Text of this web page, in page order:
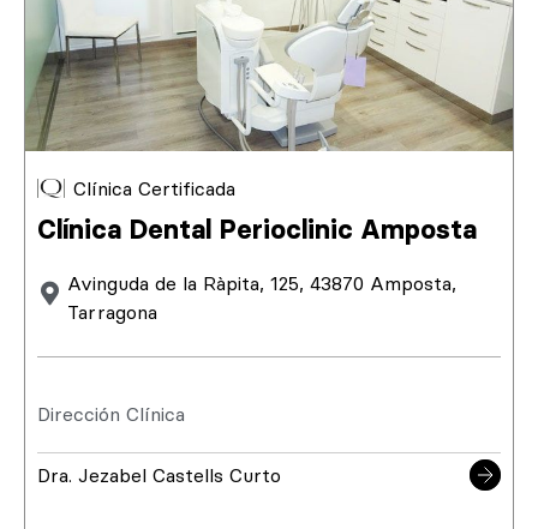
Clínica Certificada
Clínica Dental Perioclinic Amposta
Avinguda de la Ràpita, 125, 43870 Amposta,
Tarragona
Dirección Clínica
Dra. Jezabel Castells Curto